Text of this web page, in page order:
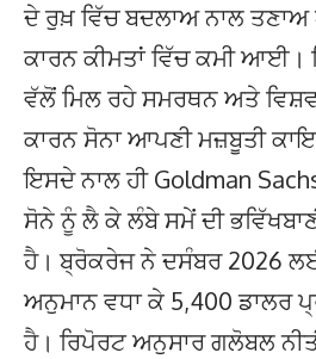
ਦੇ ਰੁਖ਼ ਵਿੱਚ ਬਦਲਾਅ ਨਾਲ
ਕਾਰਨ ਕੀਮਤਾਂ ਵਿੱਚ ਕਮੀ ਆਈ।
ਵੱਲੋਂ ਮਿਲ ਰਹੇ ਸਮਰਥਨ ਅਤੇ
ਕਾਰਨ ਸੋਨਾ ਆਪਣੀ ਮਜ਼ਬੂਤੀ
ਇਸਦੇ ਨਾਲ ਹੀ Goldman
ਸੋਨੇ ਨੂੰ ਲੈ ਕੇ ਲੰਬੇ ਸਮੇਂ ਦੀ
ਹੈ। ਬ੍ਰੋਕਰੇਜ ਨੇ ਦਸੰਬਰ 2026
ਅਨੁਮਾਨ ਵਧਾ ਕੇ 5,400 ਡਾਲਰ
ਹੈ। ਰਿਪੋਰਟ ਅਨੁਸਾਰ ਗਲੋਬਲ